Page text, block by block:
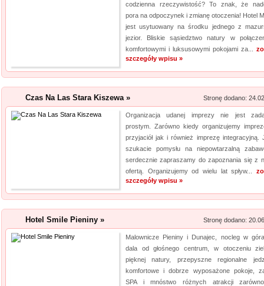
innych rodzajów odzieży.
Jest to zarówno odzież
codzienna rzeczywistość? To znak, że
pora na odpoczynek i zmianę otoczenia! Hotel
jest usytuowany na środku jednego z
jezior. Bliskie sąsiedztwo natury w
komfortowymi i luksusowymi pokojami za...
szczegóły wpisu »
Czas Na Las Stara Kiszewa » Stronę dodano:
Organizacja udanej imprezy nie jest
prostym. Zarówno kiedy organizujemy
przyjaciół jak i również imprezę integracyjną.
szukacie pomysłu na niepowtarzalną
serdecznie zapraszamy do zapoznania się z
ofertą. Organizujemy od wielu lat spływ...
szczegóły wpisu »
Hotel Smile Pieniny » Stronę dodano:
Malownicze Pieniny i Dunajec, nocleg w
dala od głośnego centrum, w otoczeniu
pięknej natury, przepyszne regionalne
komfortowe i dobrze wyposażone pokoje,
SPA i mnóstwo różnych atrakcji